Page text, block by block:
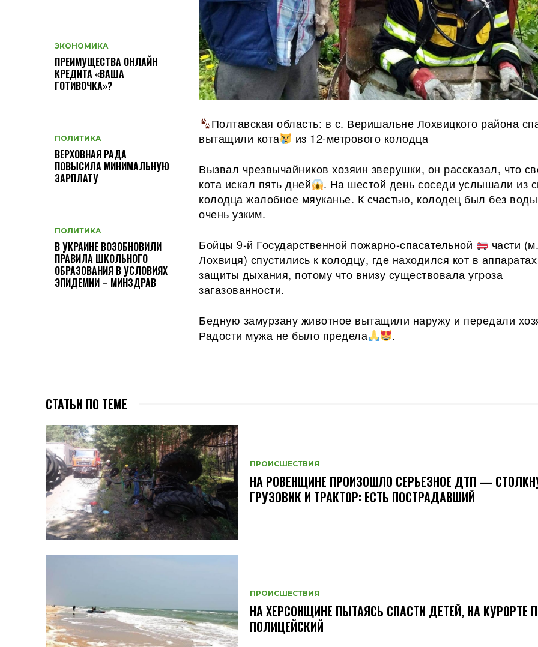
ЭКОНОМИКА
ПРЕИМУЩЕСТВА ОНЛАЙН
КРЕДИТА «ВАША
ГОТИВОЧКА»?
ПОЛИТИКА
ВЕРХОВНАЯ РАДА
ПОВЫСИЛА МИНИМАЛЬНУЮ
ЗАРПЛАТУ
ПОЛИТИКА
В УКРАИНЕ ВОЗОБНОВИЛИ
ПРАВИЛА ШКОЛЬНОГО
ОБРАЗОВАНИЯ В УСЛОВИЯХ
ЭПИДЕМИИ – МИНЗДРАВ
Полтавская область: в с. Веришальне Лохвицкого района
вытащили кота
из 12-метрового колодца
Вызвал чрезвычайников хозяин зверушки, он рассказал, что
кота искал пять дней
. На шестой день соседи услышали из
колодца жалобное мяуканье. Ксчастью, колодец был без
очень узким.
Бойцы 9-й Государственной пожарно-спасательной
части (м.
Лохвиця) спустились к колодцу, где находился кот в аппаратах
защиты дыхания, потому что внизу существовала угроза
загазованности.
Бедную замурзану животное вытащили наружу и передали
Радости мужа не было предела
.
СТАТЬИ ПО ТЕМЕ
ПРОИСШЕСТВИЯ
НА РОВЕНЩИНЕ ПРОИЗОШЛО СЕРЬЕЗНОЕ ДТП —
ГРУЗОВИК И ТРАКТОР: ЕСТЬ ПОСТРАДАВШИЙ
ПРОИСШЕСТВИЯ
НА ХЕРСОНЩИНЕ ПЫТАЯСЬ СПАСТИ ДЕТЕЙ, НА КУРОРТЕ
ПОЛИЦЕЙСКИЙ